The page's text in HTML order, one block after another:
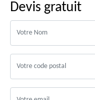
Devis gratuit